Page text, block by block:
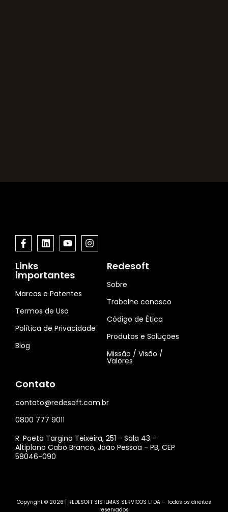
Links
importantes
Marcas e Patentes
Termos de Uso
Política de Privacidade
Blog
Redesoft
Sobre
Trabalhe conosco
Código de Ética
Produtos e Soluções
Missão / Visão /
Valores
Contato
contato@redesoft.com.br
0800 777 9011
R. Poeta Targino Teixeira, 251 - Sala 43 -
Altiplano Cabo Branco, João Pessoa - PB, CEP
58046-090
Copyright © 2026 | REDESOFT SISTEMAS SERVICOS LTDA – Todos os direitos
reservados